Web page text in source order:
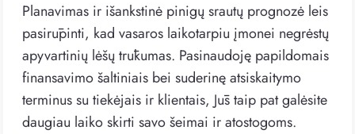
Planavimas ir išankstinė pinigų srautų prognozė leis
pasirūpinti, kad vasaros laikotarpiu įmonei negrėstų
apyvartinių lėšų trūkumas. Pasinaudoję papildomais
finansavimo šaltiniais bei suderinę atsiskaitymo
terminus su tiekėjais ir klientais, Jūs taip pat galėsite
daugiau laiko skirti savo šeimai ir atostogoms.